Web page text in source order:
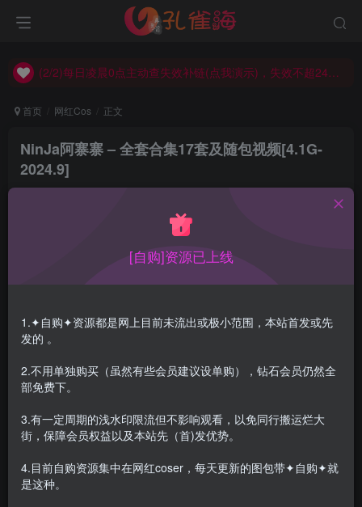
(2/2)每日凌晨0点主动查失效补链(点我演示)，失效不超24小时，
(2/2)每日凌晨0点主动查失效补链(点我演示)，失效不超24小时，
首页 网红Cos 正文
NinJa阿寨寨 – 全套合集17套及随包视频[4.1G-
2024.9]
关注
NinJa阿寨寨，现名阿寨在这里，这妹子特有特点了，而且
对不起她。
合集目录在预览图下面
[自购]资源已上线
1.✦自购✦资源都是网上目前未流出或极小范围，本站首发或先
发的 。
2.不用单独购买（虽然有些会员建议设单购），钻石会员仍然全
部免费下。
3.有一定周期的浅水印限流但不影响观看，以免同行搬运烂大
街，保障会员权益以及本站先（首)发优势。
4.目前自购资源集中在网红coser，每天更新的图包带✦自购✦就
是这种。